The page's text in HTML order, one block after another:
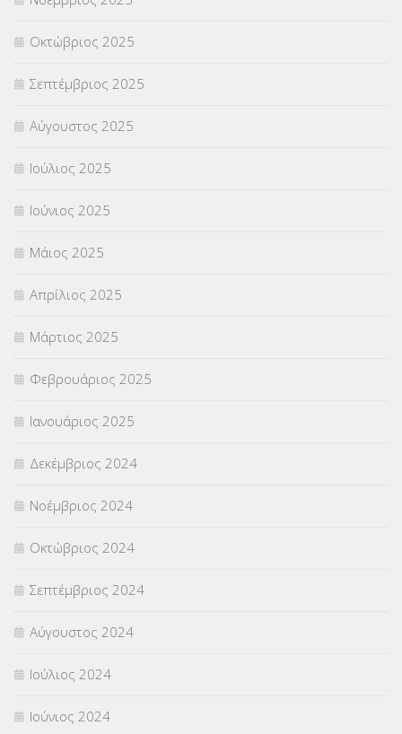
ΥΠΕΡΑΡΙΘΜΟΙ(1)
ΥΠΟΤΡΟΦΙΕΣ(28)
ΦΥΣΙΚΗ ΑΓΩΓΗ(692)
Χωρίς κατηγορία
Οκτώβριος 2025
Σεπτέμβριος 2025
Αύγουστος 2025
Ιούλιος 2025
Ιούνιος 2025
Μάιος 2025
Απρίλιος 2025
Μάρτιος 2025
Φεβρουάριος 2025
Ιανουάριος 2025
Δεκέμβριος 2024
Νοέμβριος 2024
Οκτώβριος 2024
Σεπτέμβριος 2024
Αύγουστος 2024
Ιούλιος 2024
Ιούνιος 2024